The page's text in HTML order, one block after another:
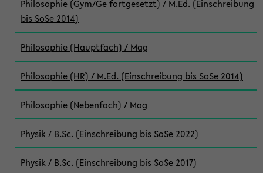
Philosophie (Gym/Ge fortgesetzt) / M.Ed. (Einschreibung
bis SoSe 2014)
Philosophie (Hauptfach) / Mag
Philosophie (HR) / M.Ed. (Einschreibung bis SoSe 2014)
Philosophie (Nebenfach) / Mag
Physik / B.Sc. (Einschreibung bis SoSe 2022)
Physik / B.Sc. (Einschreibung bis SoSe 2017)